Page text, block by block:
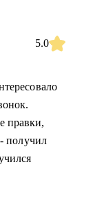
5.0
правки,
получил